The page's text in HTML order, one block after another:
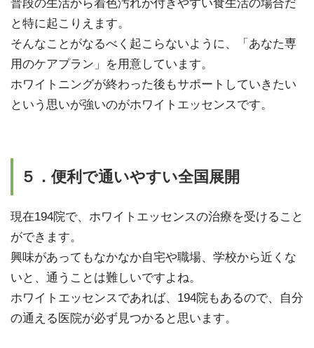
普段の生活から着色汚れが付きやすい食生活の場合だ
と特に起こりえます。
そんなことがなるべく起こらないように、「あなた専
用のケアプラン」を用意しています。
ホワイトニングが終わった後もサポートしていきたい
という思いが強いのがホワイトエッセンスです。
５．便利で通いやすい全国展開
現在194院で、ホワイトエッセンスの治療を受けること
ができます。
興味があってもなかなか自宅や職場、学校から近くな
いと、通うことは難しいですよね。
ホワイトエッセンスであれば、194院もあるので、自分
の通える医院が必ず見つかると思います。